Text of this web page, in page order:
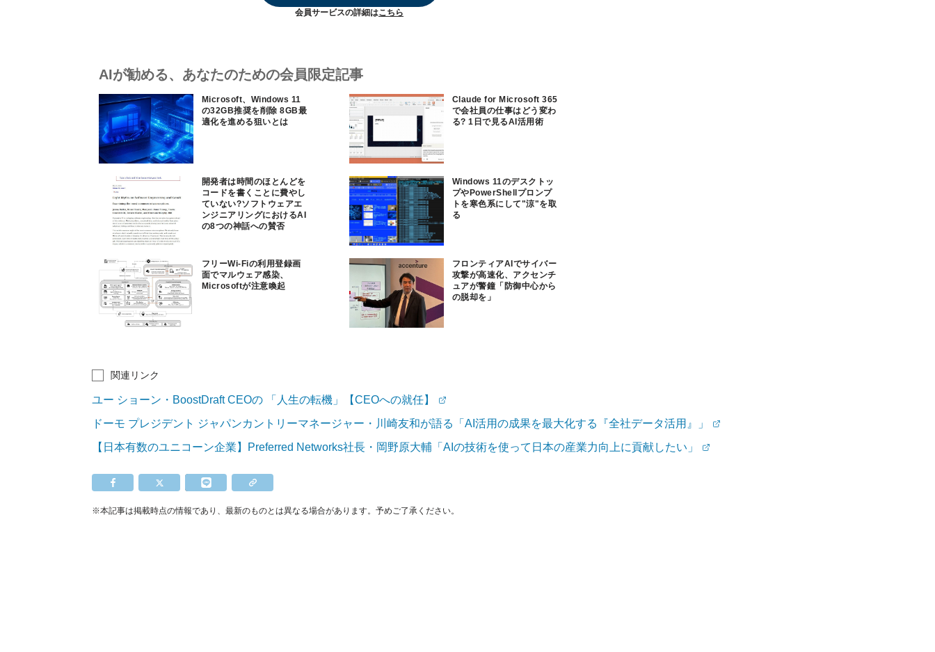
会員サービスの詳細はこちら
AIが勧める、あなたのための会員限定記事
Microsoft、Windows 11
の32GB推奨を削除 8GB最
適化を進める狙いとは
Claude for Microsoft 365
で会社員の仕事はどう変わ
る? 1日で見るAI活用術
開発者は時間のほとんどを
コードを書くことに費やし
ていない?ソフトウェアエ
ンジニアリングにおけるAI
の8つの神話への賛否
Windows 11のデスクトッ
プやPowerShellプロンプ
トを寒色系にして"涼"を取
る
フリーWi-Fiの利用登録画
面でマルウェア感染、
Microsoftが注意喚起
フロンティアAIでサイバー
攻撃が高速化、アクセンチ
ュアが警鐘「防御中心から
の脱却を」
関連リンク
ユー ショーン・BoostDraft CEOの 「人生の転機」【CEOへの就任】
ドーモ プレジデント ジャパンカントリーマネージャー・川崎友和が語る「AI活用の成果を最大化する『全社データ活用』」
【日本有数のユニコーン企業】Preferred Networks社長・岡野原大輔「AIの技術を使って日本の産業力向上に貢献したい」
※本記事は掲載時点の情報であり、最新のものとは異なる場合があります。予めご了承ください。